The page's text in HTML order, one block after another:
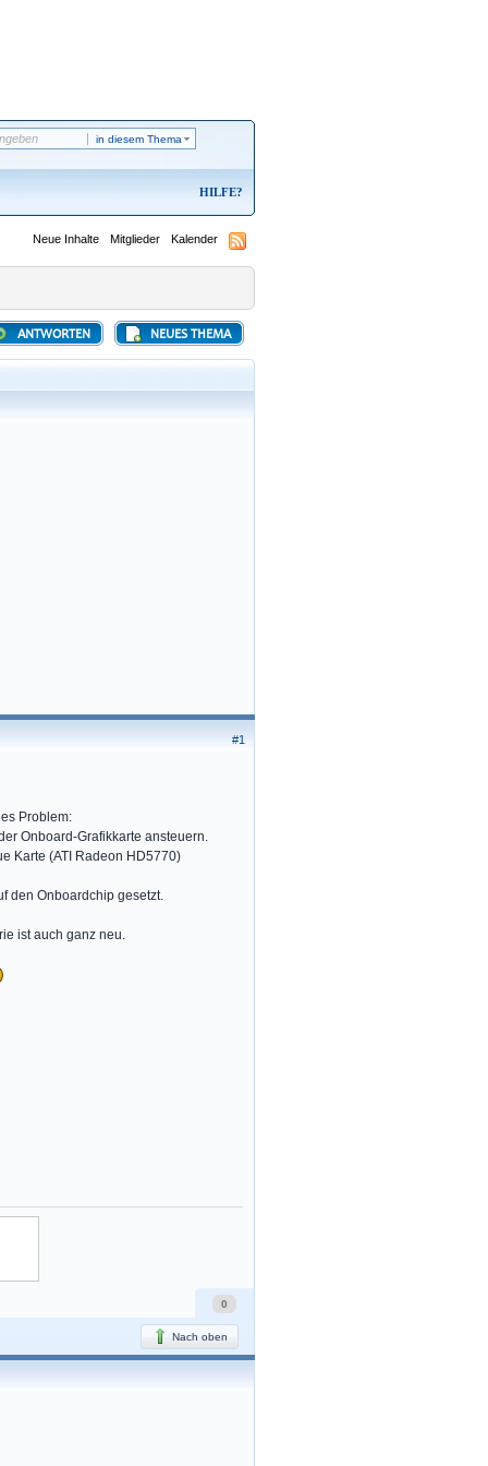
in diesem Thema
HILFE
Neue Inhalte Mitglieder Kalender
NEUES THEMA
ANTWORTEN
#1
Problem:
Onboard-Grafikkarte ansteuern.
Karte (ATI Radeon HD5770)
den Onboardchip gesetzt.
ist auch ganz neu.
0
Nach oben